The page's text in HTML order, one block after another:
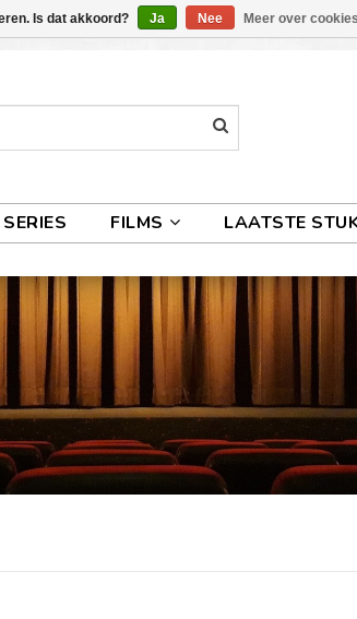
FILMS LAATSTE
Is dat akkoord? Ja Nee Meer over